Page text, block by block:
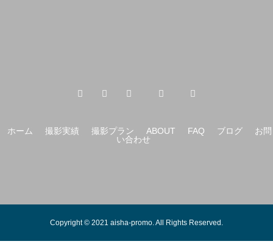
ホーム 撮影実績 撮影プラン ABOUT FAQ ブログ
お問
い合わせ
Copyright © 2021 aisha-promo. All Rights Reserved.